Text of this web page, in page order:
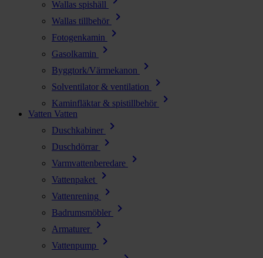
Wallas spishäll
Wallas tillbehör chevron_right
Fotogenkamin chevron_right
Gasolkamin chevron_right
Byggtork/Värmekanon chevron_right
Solventilator & ventilation chevron_right
Kaminfläktar & spistillbehör chevron_right
Vatten Vatten
Duschkabiner
chevron_right
Duschdörrar chevron_right
Varmvattenberedare chevron_right
Vattenpaket chevron_right
Vattenrening chevron_right
Badrumsmöbler chevron_right
Armaturer chevron_right
Vattenpump chevron_right